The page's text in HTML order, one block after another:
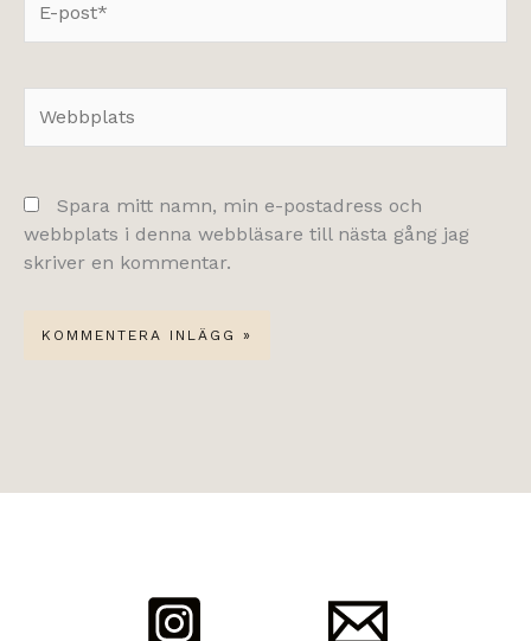
post*
Spara mitt namn, min e-postadress och
webbplats i denna webbläsare till nästa gång jag
skriver en kommentar.